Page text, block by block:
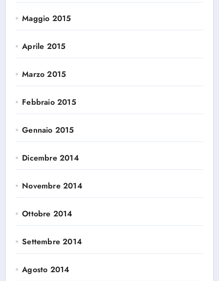
Maggio 2015
Aprile 2015
Marzo 2015
Febbraio 2015
Gennaio 2015
Dicembre 2014
Novembre 2014
Ottobre 2014
Settembre 2014
Agosto 2014